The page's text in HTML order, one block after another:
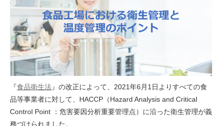
『食品衛生法』の改正によって、2021年6月1日よりすべての食
品等事業者に対して、HACCP（Hazard Analysis and Critical
Control Point ：危害要因分析重要管理点）に沿った衛生管理が義
務づけられました。